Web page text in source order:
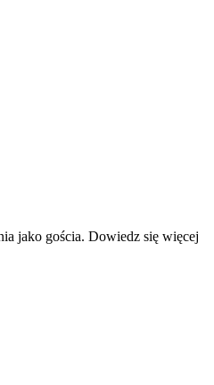
jako gościa. Dowiedz się więcej